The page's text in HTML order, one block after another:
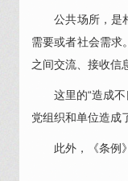
公共场所，是相
需要或者社会需求
之间交流、接收信
这里的“造成不
党组织和单位造成
此外，《条例》